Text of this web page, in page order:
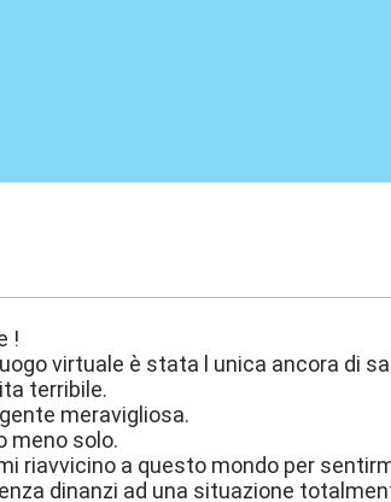
!
virtuale è stata l unica ancora di
terribile.
meravigliosa.
meno solo.
riavvicino a questo mondo per
dinanzi ad una situazione